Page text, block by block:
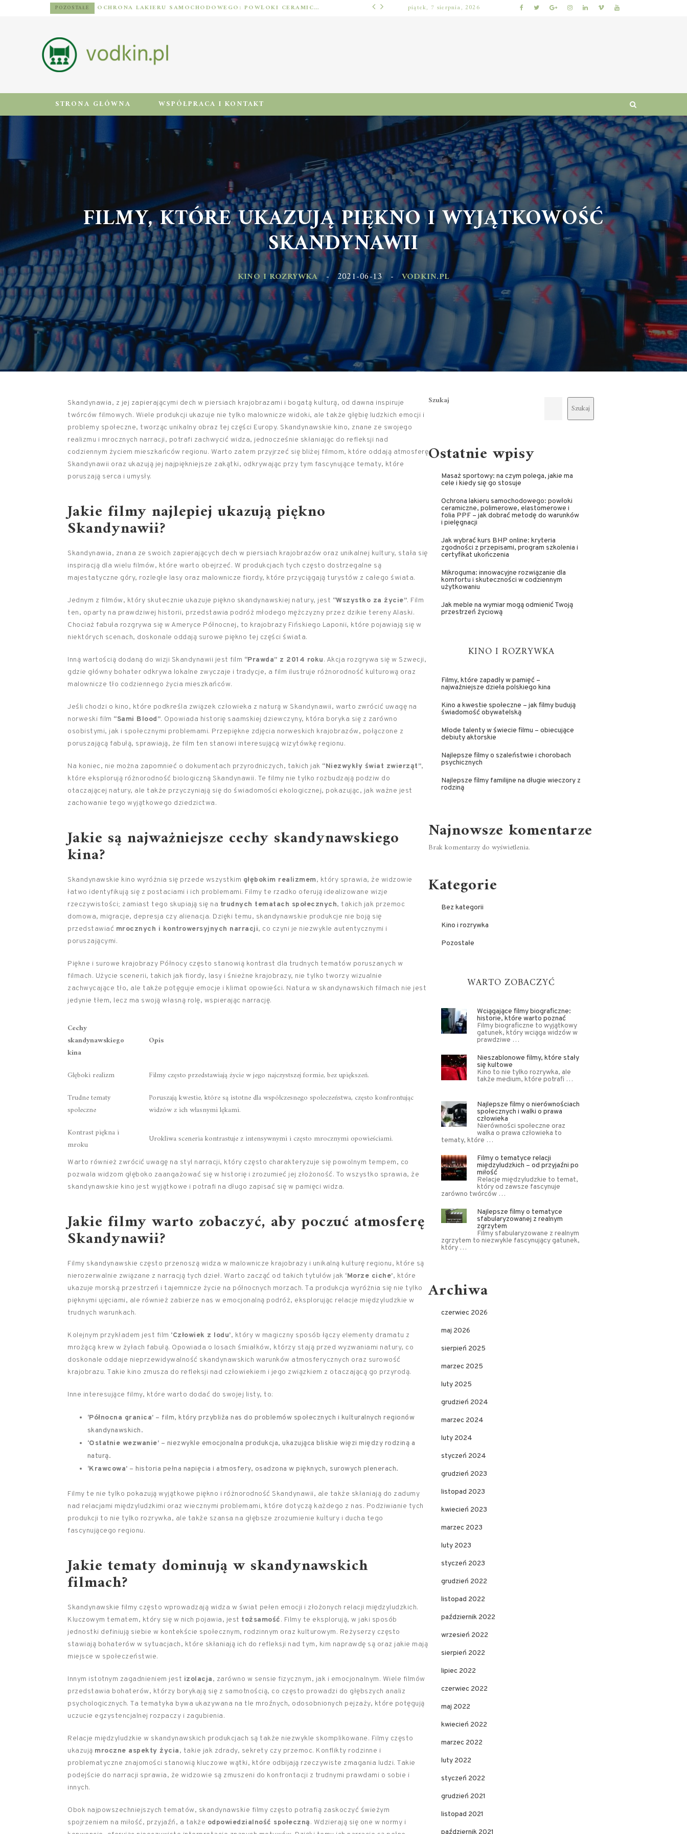
POZOSTAŁE OCHRONA LAKIERU SAMOCHODOWEGO: POWŁOKI CERAMICZNE, POLIMEROWE, ELASTOMEROWE I FOLIA PPF – JAK DOBRAĆ METODĘ DO WARUNKÓW I PIELĘGNACJI BEZ KATEGORII
piątek, 7 sierpnia, 2026
STRONA GŁÓWNA WSPÓŁPRACA I KONTAKT
FILMY, KTÓRE UKAZUJĄ PIĘKNO I WYJĄTKOWOŚĆ
SKANDYNAWII
KINO I ROZRYWKA 2021-06-13 VODKIN.PL
Skandynawia, z jej zapierającymi dech w piersiach krajobrazami i bogatą kulturą, od dawna inspiruje
twórców filmowych. Wiele produkcji ukazuje nie tylko malownicze widoki, ale także głębię ludzkich emocji i
problemy społeczne, tworząc unikalny obraz tej części Europy. Skandynawskie kino, znane ze swojego
realizmu i mrocznych narracji, potrafi zachwycić widza, jednocześnie skłaniając do refleksji nad
codziennym życiem mieszkańców regionu. Warto zatem przyjrzeć się bliżej filmom, które oddają atmosferę
Skandynawii oraz ukazują jej najpiękniejsze zakątki, odkrywając przy tym fascynujące tematy, które
poruszają serca i umysły.
Jakie filmy najlepiej ukazują piękno
Skandynawii?
Skandynawia, znana ze swoich zapierających dech w piersiach krajobrazów oraz unikalnej kultury, stała się
inspiracją dla wielu filmów, które warto obejrzeć. W produkcjach tych często dostrzegalne są
majestatyczne góry, rozległe lasy oraz malownicze fiordy, które przyciągają turystów z całego świata.
Jednym z filmów, który skutecznie ukazuje piękno skandynawskiej natury, jest “Wszystko za życie”. Film
ten, oparty na prawdziwej historii, przedstawia podróż młodego mężczyzny przez dzikie tereny Alaski.
Chociaż fabuła rozgrywa się w Ameryce Północnej, to krajobrazy Fińskiego Laponii, które pojawiają się w
niektórych scenach, doskonale oddają surowe piękno tej części świata.
Inną wartością dodaną do wizji Skandynawii jest film “Prawda” z 2014 roku. Akcja rozgrywa się w Szwecji,
gdzie główny bohater odkrywa lokalne zwyczaje i tradycje, a film ilustruje różnorodność kulturową oraz
malownicze tło codziennego życia mieszkańców.
Jeśli chodzi o kino, które podkreśla związek człowieka z naturą w Skandynawii, warto zwrócić uwagę na
norweski film “Sami Blood”. Opowiada historię saamskiej dziewczyny, która boryka się z zarówno
osobistymi, jak i społecznymi problemami. Przepiękne zdjęcia norweskich krajobrazów, połączone z
poruszającą fabułą, sprawiają, że film ten stanowi interesującą wizytówkę regionu.
Na koniec, nie można zapomnieć o dokumentach przyrodniczych, takich jak “Niezwykły świat zwierząt”,
które eksplorują różnorodność biologiczną Skandynawii. Te filmy nie tylko rozbudzają podziw do
otaczającej natury, ale także przyczyniają się do świadomości ekologicznej, pokazując, jak ważne jest
zachowanie tego wyjątkowego dziedzictwa.
Jakie są najważniejsze cechy skandynawskiego
kina?
Skandynawskie kino wyróżnia się przede wszystkim głębokim realizmem, który sprawia, że widzowie
łatwo identyfikują się z postaciami i ich problemami. Filmy te rzadko oferują idealizowane wizje
rzeczywistości; zamiast tego skupiają się na trudnych tematach społecznych, takich jak przemoc
domowa, migracje, depresja czy alienacja. Dzięki temu, skandynawskie produkcje nie boją się
przedstawiać mrocznych i kontrowersyjnych narracji, co czyni je niezwykle autentycznymi i
poruszającymi.
Piękne i surowe krajobrazy Północy często stanowią kontrast dla trudnych tematów poruszanych w
filmach. Użycie scenerii, takich jak fiordy, lasy i śnieżne krajobrazy, nie tylko tworzy wizualnie
zachwycające tło, ale także potęguje emocje i klimat opowieści. Natura w skandynawskich filmach nie jest
jedynie tłem, lecz ma swoją własną rolę, wspierając narrację.
Cechy
skandynawskiego
kina
Opis
Głęboki realizm
Filmy często przedstawiają życie w jego najczystszej formie, bez upiększeń.
Trudne tematy
społeczne
Poruszają kwestie, które są istotne dla współczesnego społeczeństwa, często konfrontując
widzów z ich własnymi lękami.
Kontrast piękna i
mroku
Urokliwa sceneria kontrastuje z intensywnymi i często mrocznymi opowieściami.
Warto również zwrócić uwagę na styl narracji, który często charakteryzuje się powolnym tempem, co
pozwala widzom głęboko zaangażować się w historię i zrozumieć jej złożoność. To wszystko sprawia, że
skandynawskie kino jest wyjątkowe i potrafi na długo zapisać się w pamięci widza.
Jakie filmy warto zobaczyć, aby poczuć atmosferę
Skandynawii?
Filmy skandynawskie często przenoszą widza w malownicze krajobrazy i unikalną kulturę regionu, które są
nierozerwalnie związane z narracją tych dzieł. Warto zacząć od takich tytułów jak ‘Morze ciche’, które
ukazuje morską przestrzeń i tajemnicze życie na północnych morzach. Ta produkcja wyróżnia się nie tylko
pięknymi ujęciami, ale również zabierze nas w emocjonalną podróż, eksplorując relacje międzyludzkie w
trudnych warunkach.
Kolejnym przykładem jest film ‘Człowiek z lodu’, który w magiczny sposób łączy elementy dramatu z
mrożącą krew w żyłach fabułą. Opowiada o losach śmiałków, którzy stają przed wyzwaniami natury, co
doskonale oddaje nieprzewidywalność skandynawskich warunków atmosferycznych oraz surowość
krajobrazu. Takie kino zmusza do refleksji nad człowiekiem i jego związkiem z otaczającą go przyrodą.
Inne interesujące filmy, które warto dodać do swojej listy, to:
‘Północna granica’ – film, który przybliża nas do problemów społecznych i kulturalnych regionów
skandynawskich.
‘Ostatnie wezwanie’ – niezwykle emocjonalna produkcja, ukazująca bliskie więzi między rodziną a
naturą.
‘Krawcowa’ – historia pełna napięcia i atmosfery, osadzona w pięknych, surowych plenerach.
Filmy te nie tylko pokazują wyjątkowe piękno i różnorodność Skandynawii, ale także skłaniają do zadumy
nad relacjami międzyludzkimi oraz wiecznymi problemami, które dotyczą każdego z nas. Podziwianie tych
produkcji to nie tylko rozrywka, ale także szansa na głębsze zrozumienie kultury i ducha tego
fascynującego regionu.
Jakie tematy dominują w skandynawskich
filmach?
Skandynawskie filmy często wprowadzają widza w świat pełen emocji i złożonych relacji międzyludzkich.
Kluczowym tematem, który się w nich pojawia, jest tożsamość. Filmy te eksplorują, w jaki sposób
jednostki definiują siebie w kontekście społecznym, rodzinnym oraz kulturowym. Reżyserzy często
stawiają bohaterów w sytuacjach, które skłaniają ich do refleksji nad tym, kim naprawdę są oraz jakie mają
miejsce w społeczeństwie.
Innym istotnym zagadnieniem jest izolacja, zarówno w sensie fizycznym, jak i emocjonalnym. Wiele filmów
przedstawia bohaterów, którzy borykają się z samotnością, co często prowadzi do głębszych analiz
psychologicznych. Ta tematyka bywa ukazywana na tle mroźnych, odosobnionych pejzaży, które potęgują
uczucie egzystencjalnej rozpaczy i zagubienia.
Relacje międzyludzkie w skandynawskich produkcjach są także niezwykle skomplikowane. Filmy często
ukazują mroczne aspekty życia, takie jak zdrady, sekrety czy przemoc. Konflikty rodzinne i
problematyczne znajomości stanowią kluczowe wątki, które odbijają rzeczywiste zmagania ludzi. Takie
podejście do narracji sprawia, że widzowie są zmuszeni do konfrontacji z trudnymi prawdami o sobie i
innych.
Obok najpowszechniejszych tematów, skandynawskie filmy często potrafią zaskoczyć świeżym
spojrzeniem na miłość, przyjaźń, a także odpowiedzialność społeczną. Wdzierają się one w normy i
Szukaj
Szukaj
Ostatnie wpisy
Masaż sportowy: na czym polega, jakie ma
cele i kiedy się go stosuje
Ochrona lakieru samochodowego: powłoki
ceramiczne, polimerowe, elastomerowe i
folia PPF – jak dobrać metodę do warunków
i pielęgnacji
Jak wybrać kurs BHP online: kryteria
zgodności z przepisami, program szkolenia i
certyfikat ukończenia
Mikroguma: innowacyjne rozwiązanie dla
komfortu i skuteczności w codziennym
użytkowaniu
Jak meble na wymiar mogą odmienić Twoją
przestrzeń życiową
KINO I ROZRYWKA
Filmy, które zapadły w pamięć –
najważniejsze dzieła polskiego kina
Kino a kwestie społeczne – jak filmy budują
świadomość obywatelską
Młode talenty w świecie filmu – obiecujące
debiuty aktorskie
Najlepsze filmy o szaleństwie i chorobach
psychicznych
Najlepsze filmy familijne na długie wieczory z
rodziną
Najnowsze komentarze
Brak komentarzy do wyświetlenia.
Kategorie
Bez kategorii
Kino i rozrywka
Pozostałe
WARTO ZOBACZYĆ
Wciągające filmy biograficzne:
historie, które warto poznać
Filmy biograficzne to wyjątkowy
gatunek, który wciąga widzów w
prawdziwe …
Nieszablonowe filmy, które stały
się kultowe
Kino to nie tylko rozrywka, ale
także medium, które potrafi …
Najlepsze filmy o nierównościach
społecznych i walki o prawa
człowieka
Nierówności społeczne oraz
walka o prawa człowieka to
tematy, które …
Filmy o tematyce relacji
międzyludzkich – od przyjaźni po
miłość
Relacje międzyludzkie to temat,
który od zawsze fascynuje
zarówno twórców …
Najlepsze filmy o tematyce
sfabularyzowanej z realnym
zgrzytem
Filmy sfabularyzowane z realnym
zgrzytem to niezwykle fascynujący gatunek,
który …
Archiwa
czerwiec 2026
maj 2026
sierpień 2025
marzec 2025
luty 2025
grudzień 2024
marzec 2024
luty 2024
styczeń 2024
grudzień 2023
listopad 2023
kwiecień 2023
marzec 2023
luty 2023
styczeń 2023
grudzień 2022
listopad 2022
październik 2022
wrzesień 2022
sierpień 2022
lipiec 2022
czerwiec 2022
maj 2022
kwiecień 2022
marzec 2022
luty 2022
styczeń 2022
grudzień 2021
listopad 2021
październik 2021